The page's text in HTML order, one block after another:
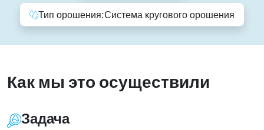
Тип орошения:Система кругового орошения
Как мы это осуществили
Задача